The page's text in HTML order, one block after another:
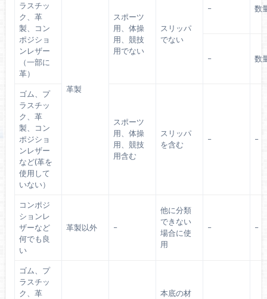
ラスチッ
ク、革
製、コン
ポジショ
ンレザー
（一部に
革）
革製
スポーツ
用、体操
用、競技
用でない
スリッパ
でない
– 数
– 数
ゴム、プ
ラスチッ
ク、革
製、コン
ポジショ
ンレザー
など(革を
使用して
いない）
スポーツ
用、体操
用、競技
用含む
スリッパ
を含む
– –
コンポジ
ションレ
ザーなど
何でも良
い
革製以外 –
他に分類
できない
場合に使
用
– –
ゴム、プ
ラスチッ
ク、革
本底の材